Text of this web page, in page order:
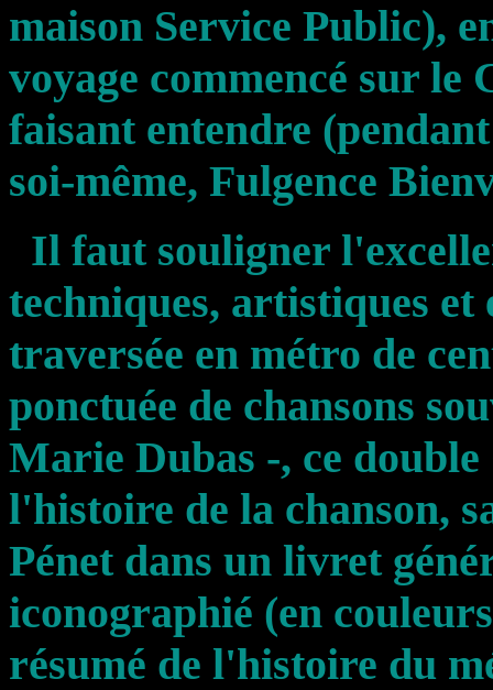
maison Service Public),
voyage commencé sur le
faisant entendre
soi-même, Fulgence
Il faut souligner
techniques, artistiques
traversée en métro de
ponctuée de chansons
Marie Dubas -, ce
l'histoire de la chanson,
Pénet dans un livret
iconographié (en
résumé de l'histoire du